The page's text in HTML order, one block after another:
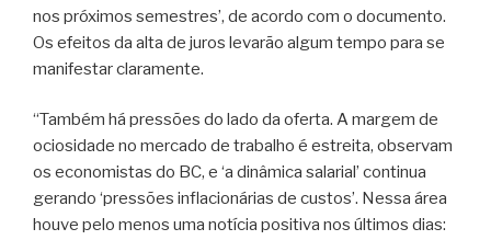
nos próximos semestres’, de acordo com o documento.
Os efeitos da alta de juros levarão algum tempo para se
manifestar claramente.
“Também há pressões do lado da oferta. A margem de
ociosidade no mercado de trabalho é estreita, observam
os economistas do BC, e ‘a dinâmica salarial’ continua
gerando ‘pressões inflacionárias de custos’. Nessa área
houve pelo menos uma notícia positiva nos últimos dias: